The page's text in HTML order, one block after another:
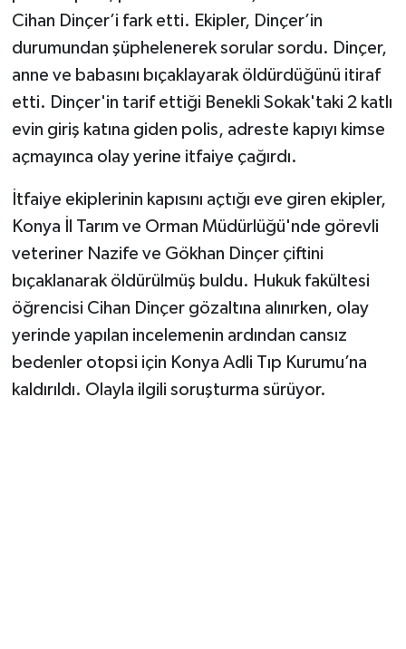
Cihan Dinçer’i fark etti. Ekipler, Dinçer’in
durumundan şüphelenerek sorular sordu. Dinçer,
anne ve babasını bıçaklayarak öldürdüğünü itiraf
etti. Dinçer'in tarif ettiği Benekli Sokak'taki 2 katlı
evin giriş katına giden polis, adreste kapıyı kimse
açmayınca olay yerine itfaiye çağırdı.
İtfaiye ekiplerinin kapısını açtığı eve giren ekipler,
Konya İl Tarım ve Orman Müdürlüğü'nde görevli
veteriner Nazife ve Gökhan Dinçer çiftini
bıçaklanarak öldürülmüş buldu. Hukuk fakültesi
öğrencisi Cihan Dinçer gözaltına alınırken, olay
yerinde yapılan incelemenin ardından cansız
bedenler otopsi için Konya Adli Tıp Kurumu’na
kaldırıldı. Olayla ilgili soruşturma sürüyor.